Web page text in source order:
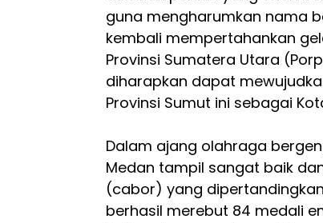
guna mengharumkan nama
kembali mempertahankan
Provinsi Sumatera Utara
diharapkan dapat
Provinsi Sumut ini sebagai
Dalam ajang olahraga
Medan tampil sangat baik
(cabor) yang
berhasil merebut 84 medali